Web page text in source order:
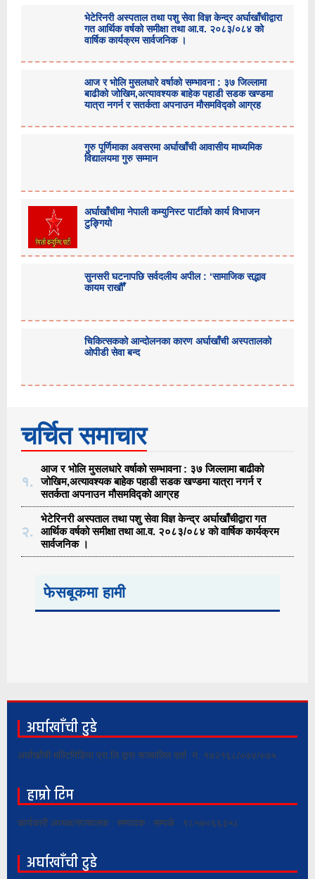
भेटेरिनरी अस्पताल तथा पशु सेवा विज्ञ केन्द्र अर्घाखाँचीद्वारा
गत आर्थिक वर्षको समीक्षा तथा आ.व. २०८३/०८४ को
वार्षिक कार्यक्रम सार्वजनिक ।
आज र भोलि मुसलधारे वर्षाको सम्भावना : ३७ जिल्लामा
बाढीको जोखिम,अत्यावश्यक बाहेक पहाडी सडक खण्डमा
यात्रा नगर्न र सतर्कता अपनाउन मौसमविद्काे आग्रह
गुरु पूर्णिमाका अवसरमा अर्घाखाँची आवासीय माध्यमिक
विद्यालयमा गुरु सम्मान
अर्घाखाँचीमा नेपाली कम्युनिस्ट पार्टीको कार्य विभाजन
टुङ्गियो
सुनसरी घटनापछि सर्वदलीय अपील : ‘सामाजिक सद्भाव
कायम राखौँ’
चिकित्सकको आन्दोलनका कारण अर्घाखाँची अस्पतालको
ओपीडी सेवा बन्द
चर्चित समाचार
१.
आज र भोलि मुसलधारे वर्षाको सम्भावना : ३७ जिल्लामा बाढीको
जोखिम,अत्यावश्यक बाहेक पहाडी सडक खण्डमा यात्रा नगर्न र
सतर्कता अपनाउन मौसमविद्काे आग्रह
२.
भेटेरिनरी अस्पताल तथा पशु सेवा विज्ञ केन्द्र अर्घाखाँचीद्वारा गत
आर्थिक वर्षको समीक्षा तथा आ.व. २०८३/०८४ को वार्षिक कार्यक्रम
सार्वजनिक ।
फेसबूकमा हामी
अर्घाखाँची टुडे
अर्घाखाँची मल्टिमिडिया प्रा.लि द्वारा सञ्चालित दर्ता नं. १७२१६८/०७४/०७५
हाम्रो टिम
कार्यकारी अध्यक्ष/सञ्चालक : सम्पादक : सम्पर्क : ९८५७०६६३५८
अर्घाखाँची टुडे